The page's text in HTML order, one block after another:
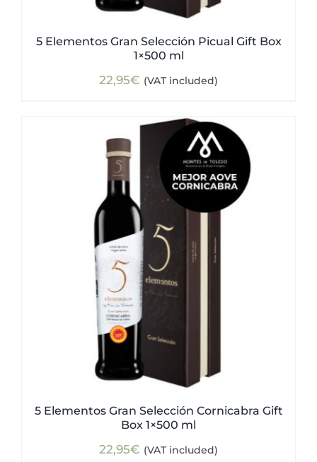
5 Elementos Gran Selección Picual Gift Box
1×500 ml
22,95€ (VAT included)
5 Elementos Gran Selección Cornicabra Gift
Box 1×500 ml
22,95€ (VAT included)